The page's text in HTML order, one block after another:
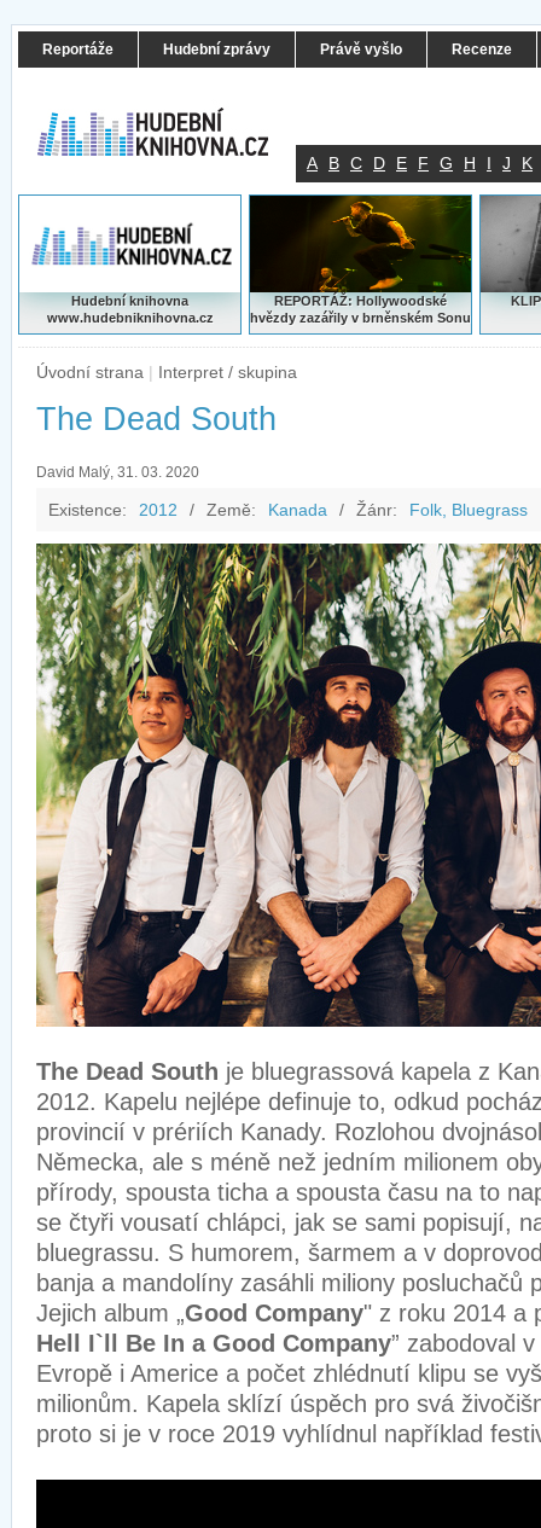
Reportáže Hudební zprávy Právě vyšlo Recenze
A B C D E F G H I J K
Hudební knihovna
www.hudebniknihovna.cz
REPORTÁŽ: Hollywoodské
hvězdy zazářily v brněnském Sonu
Úvodní strana | Interpret / skupina
The Dead South
David Malý, 31. 03. 2020
Existence: 2012 / Země: Kanada / Žánr: Folk, Bluegrass
The Dead South je bluegrassová kapela z
2012. Kapelu nejlépe definuje to, odkud
provincií v prériích Kanady. Rozlohou
Německa, ale s méně než jedním milionem
přírody, spousta ticha a spousta času na to
se čtyři vousatí chlápci, jak se sami popisují,
bluegrassu. S humorem, šarmem a v
banja a mandolíny zasáhli miliony posluchačů
Jejich album „Good Company" z roku 2014 a
Hell I`ll Be In a Good Company” zabodoval
Evropě i Americe a počet zhlédnutí klipu se
milionům. Kapela sklízí úspěch pro svá
proto si je v roce 2019 vyhlídnul například